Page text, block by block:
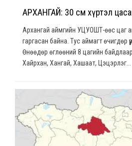
АРХАНГАЙ: 30 см хүртэл
Архангай аймгийн УЦУОШТ-өөс цаг
гаргасан байна. Тус аймагт өчигдөр
Өнөөдөр өглөөний 8 цагийн
Хайрхан, Хангай, Хашаат, Цэцэрлэг...